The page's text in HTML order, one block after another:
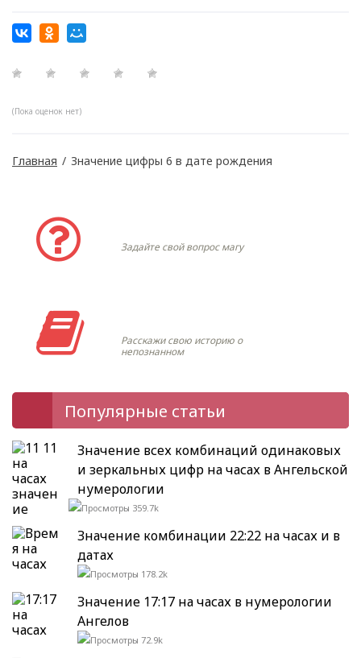
(Пока оценок нет)
Главная / Значение цифры 6 в дате рождения
Задайте свой вопрос магу
Расскажи свою историю о
непознанном
Популярные статьи
Значение всех комбинаций одинаковых
и зеркальных цифр на часах в Ангельской
нумерологии
359.7k
Значение комбинации 22:22 на часах и в
датах
178.2k
Значение 17:17 на часах в нумерологии
Ангелов
72.9k